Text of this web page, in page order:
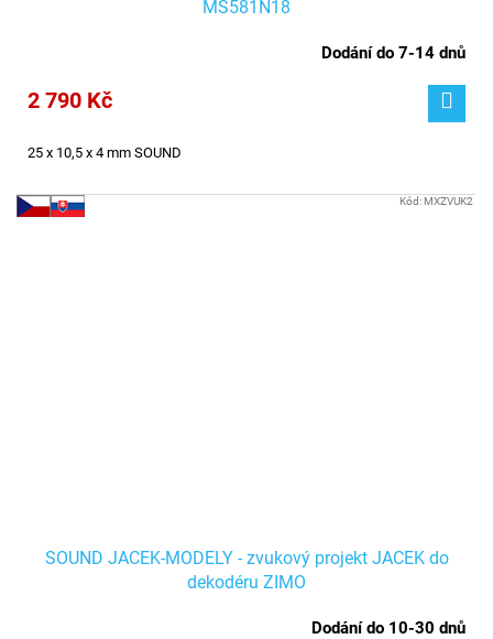
MS581N18
Dodání do 7-14 dnů
2 790 Kč
25 x 10,5 x 4 mm SOUND
SOUND JACEK-MODELY - zvukový projekt JACEK do
dekodéru ZIMO
Dodání do 10-30 dnů
Kód:MXZVUK2